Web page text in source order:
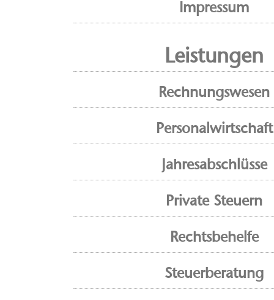
Impressum
Leistungen
Rechnungswesen
Personalwirtschaft
Jahresabschlüsse
Private Steuern
Rechtsbehelfe
Steuerberatung